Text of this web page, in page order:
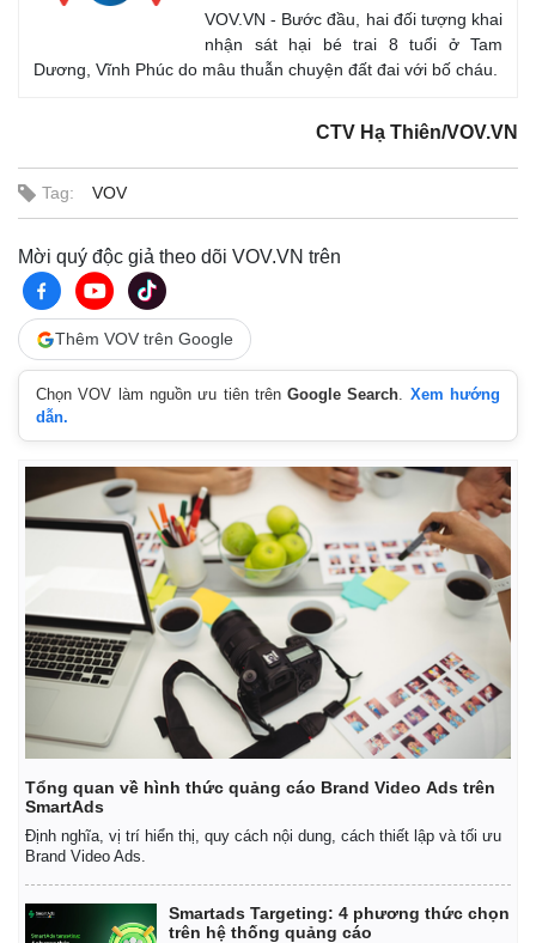
VOV.VN - Bước đầu, hai đối tượng khai
nhận sát hại bé trai 8 tuổi ở Tam
Dương, Vĩnh Phúc do mâu thuẫn chuyện đất đai với bố cháu.
CTV Hạ Thiên/VOV.VN
Tag: VOV
Mời quý độc giả theo dõi VOV.VN trên
Thêm VOV trên Google
Chọn VOV làm nguồn ưu tiên trênGoogle Search. Xem hướng
dẫn.
Tổng quan về hình thức quảng cáo Brand Video Ads trên
SmartAds
Định nghĩa, vị trí hiển thị, quy cách nội dung, cách thiết lập và tối ưu
Brand Video Ads.
Smartads Targeting: 4 phương thức chọn
trên hệ thống quảng cáo